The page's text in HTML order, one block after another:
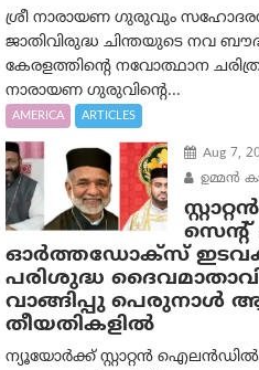
ശ്രീ നാരായണ ഗുരുവും
ജാതിവിരുദ്ധ ചിന്തയുടെ നവ
കേരളത്തിന്റെ നവോത്ഥാന
നാരായണ ഗുരുവിന്റെ...
AMERICA ARTICLES
Aug 7,
ഉമ്മന്‍
സെന്റ്
ഓർത്തഡോക്സ്
പരിശുദ്ധ
വാങ്ങിപ്പു പെരുനാൾ
തീയതികളിൽ
ന്യൂയോർക്ക് സ്റ്റാറ്റൻ ഐലൻഡിൽ